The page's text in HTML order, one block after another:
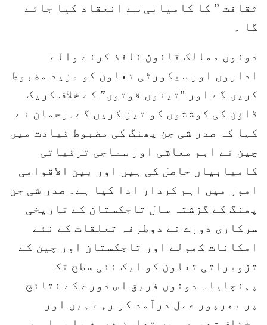
ثقافت ” کا کامیابی سے انعقاد کیا جائے
گا ۔
دونوں ممالک قانون نافذ کرنے والے
اداروں اور سیکورٹی تعاون کو مزید مضبوط
کریں گے اور "تینوں قوتوں” کے خلاف کریک
ڈاؤن کی کوششوں کو تیز کریں گے۔رحمان نے
کہا کہ صدر شی جن پھنگ کی مضبوط قیادت میں
چین نے اہم معاشی اور سماجی ترقیاتی
کامیابیاں حاصل کی ہیں اور بین الاقوامی
امور میں اہم کردار ادا کیا ہے۔ صدر شی جن
پھنگ کے گزشتہ سال تاجکستان کے تاریخی
سرکاری دورے نے دوطرفہ تعلقات کے نئے
امکانات کھولے اور تاجکستان اور چین کے
تزویراتی تعاون کو ایک نئی سطح تک
پہنچایا۔ دونوں فریق اس دورے کے نتائج
پر بھرپور عمل درآمد کر رہے ہیں اور